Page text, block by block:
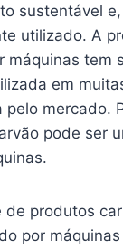
sustentável
utilizado. A
máquinas tem
em
pelo mercado.
pode ser
de produtos
por